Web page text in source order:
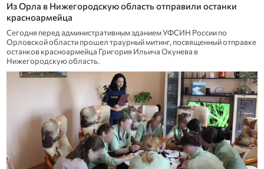
Из Орла в Нижегородскую область отправили останки
красноармейца
Сегодня перед административным зданием УФСИН России по
Орловской области прошел траурный митинг, посвященный отправке
останков красноармейца Григория Ильича Окунева в
Нижегородскую область.